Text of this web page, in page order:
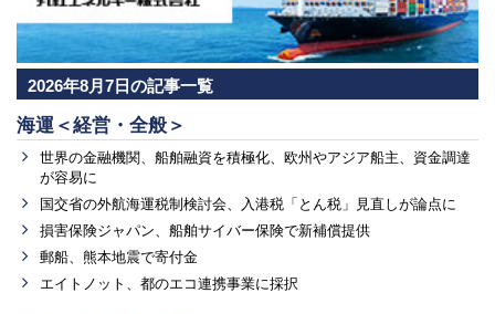
2026年8月7日の記事一覧
海運＜経営・全般＞
世界の金融機関、船舶融資を積極化、欧州やアジア船主、資金調達
が容易に
国交省の外航海運税制検討会、入港税「とん税」見直しが論点に
損害保険ジャパン、船舶サイバー保険で新補償提供
郵船、熊本地震で寄付金
エイトノット、都のエコ連携事業に採択